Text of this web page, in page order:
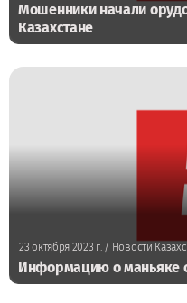
Мошенники начали
Казахстане
23 октября 2023 г./ Новости
Информацию о маньяке